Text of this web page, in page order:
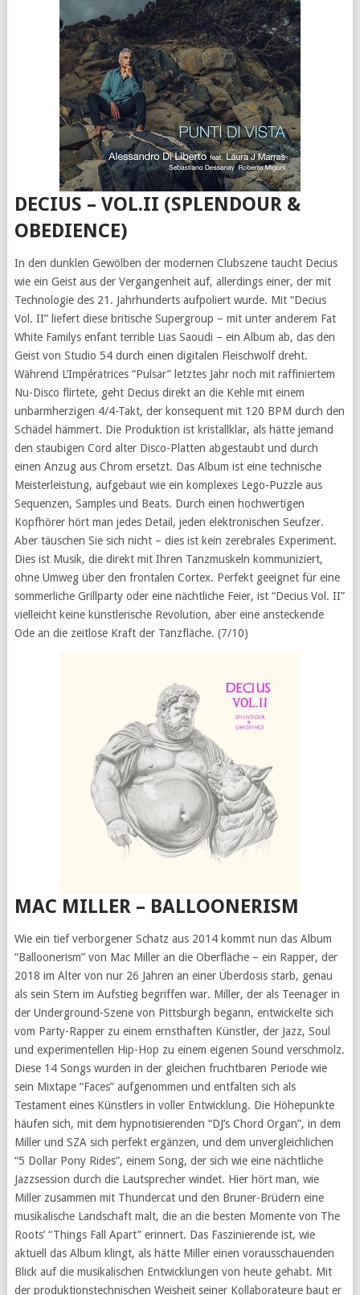
DECIUS – VOL.II (SPLENDOUR &
OBEDIENCE)
In den dunklen Gewölben der modernen Clubszene taucht Decius
wie ein Geist aus der Vergangenheit auf, allerdings einer, der mit
Technologie des 21. Jahrhunderts aufpoliert wurde. Mit “Decius
Vol. II” liefert diese britische Supergroup – mit unter anderem Fat
White Familys enfant terrible Lias Saoudi – ein Album ab, das den
Geist von Studio 54 durch einen digitalen Fleischwolf dreht.
Während L’Impératrices “Pulsar” letztes Jahr noch mit raffiniertem
Nu-Disco flirtete, geht Decius direkt an die Kehle mit einem
unbarmherzigen 4/4-Takt, der konsequent mit 120 BPM durch den
Schädel hämmert. Die Produktion ist kristallklar, als hätte jemand
den staubigen Cord alter Disco-Platten abgestaubt und durch
einen Anzug aus Chrom ersetzt. Das Album ist eine technische
Meisterleistung, aufgebaut wie ein komplexes Lego-Puzzle aus
Sequenzen, Samples und Beats. Durch einen hochwertigen
Kopfhörer hört man jedes Detail, jeden elektronischen Seufzer.
Aber täuschen Sie sich nicht – dies ist kein zerebrales Experiment.
Dies ist Musik, die direkt mit Ihren Tanzmuskeln kommuniziert,
ohne Umweg über den frontalen Cortex. Perfekt geeignet für eine
sommerliche Grillparty oder eine nächtliche Feier, ist “Decius Vol. II”
vielleicht keine künstlerische Revolution, aber eine ansteckende
Ode an die zeitlose Kraft der Tanzfläche. (7/10)
MAC MILLER – BALLOONERISM
Wie ein tief verborgener Schatz aus 2014 kommt nun das Album
“Balloonerism” von Mac Miller an die Oberfläche – ein Rapper, der
2018 im Alter von nur 26 Jahren an einer Überdosis starb, genau
als sein Stern im Aufstieg begriffen war. Miller, der als Teenager in
der Underground-Szene von Pittsburgh begann, entwickelte sich
vom Party-Rapper zu einem ernsthaften Künstler, der Jazz, Soul
und experimentellen Hip-Hop zu einem eigenen Sound verschmolz.
Diese 14 Songs wurden in der gleichen fruchtbaren Periode wie
sein Mixtape “Faces” aufgenommen und entfalten sich als
Testament eines Künstlers in voller Entwicklung. Die Höhepunkte
häufen sich, mit dem hypnotisierenden “DJ’s Chord Organ”, in dem
Miller und SZA sich perfekt ergänzen, und dem unvergleichlichen
“5 Dollar Pony Rides”, einem Song, der sich wie eine nächtliche
Jazzsession durch die Lautsprecher windet. Hier hört man, wie
Miller zusammen mit Thundercat und den Bruner-Brüdern eine
musikalische Landschaft malt, die an die besten Momente von The
Roots’ “Things Fall Apart” erinnert. Das Faszinierende ist, wie
aktuell das Album klingt, als hätte Miller einen vorausschauenden
Blick auf die musikalischen Entwicklungen von heute gehabt. Mit
der produktionstechnischen Weisheit seiner Kollaborateure baut er